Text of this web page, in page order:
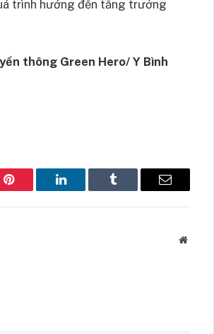
trình hướng đến tăng trưởng
thông Green Hero/ Y Bình
Pinterest LinkedIn Tumblr Email
Website